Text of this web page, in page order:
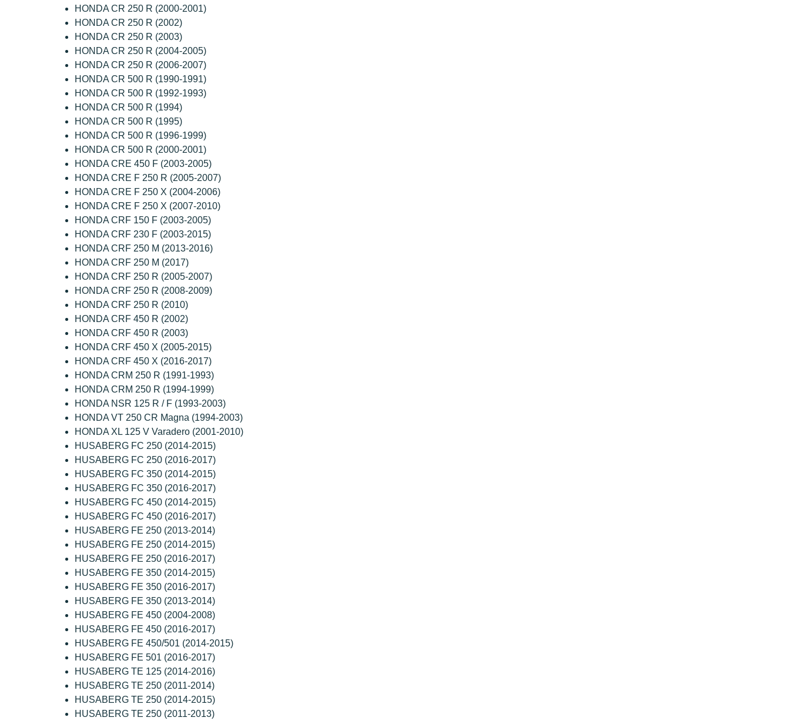
HONDA CR 250 R (2000-2001)
HONDA CR 250 R (2002)
HONDA CR 250 R (2003)
HONDA CR 250 R (2004-2005)
HONDA CR 250 R (2006-2007)
HONDA CR 500 R (1990-1991)
HONDA CR 500 R (1992-1993)
HONDA CR 500 R (1994)
HONDA CR 500 R (1995)
HONDA CR 500 R (1996-1999)
HONDA CR 500 R (2000-2001)
HONDA CRE 450 F (2003-2005)
HONDA CRE F 250 R (2005-2007)
HONDA CRE F 250 X (2004-2006)
HONDA CRE F 250 X (2007-2010)
HONDA CRF 150 F (2003-2005)
HONDA CRF 230 F (2003-2015)
HONDA CRF 250 M (2013-2016)
HONDA CRF 250 M (2017)
HONDA CRF 250 R (2005-2007)
HONDA CRF 250 R (2008-2009)
HONDA CRF 250 R (2010)
HONDA CRF 450 R (2002)
HONDA CRF 450 R (2003)
HONDA CRF 450 X (2005-2015)
HONDA CRF 450 X (2016-2017)
HONDA CRM 250 R (1991-1993)
HONDA CRM 250 R (1994-1999)
HONDA NSR 125 R / F (1993-2003)
HONDA VT 250 CR Magna (1994-2003)
HONDA XL 125 V Varadero (2001-2010)
HUSABERG FC 250 (2014-2015)
HUSABERG FC 250 (2016-2017)
HUSABERG FC 350 (2014-2015)
HUSABERG FC 350 (2016-2017)
HUSABERG FC 450 (2014-2015)
HUSABERG FC 450 (2016-2017)
HUSABERG FE 250 (2013-2014)
HUSABERG FE 250 (2014-2015)
HUSABERG FE 250 (2016-2017)
HUSABERG FE 350 (2014-2015)
HUSABERG FE 350 (2016-2017)
HUSABERG FE 350 (2013-2014)
HUSABERG FE 450 (2004-2008)
HUSABERG FE 450 (2016-2017)
HUSABERG FE 450/501 (2014-2015)
HUSABERG FE 501 (2016-2017)
HUSABERG TE 125 (2014-2016)
HUSABERG TE 250 (2011-2014)
HUSABERG TE 250 (2014-2015)
HUSABERG TE 250 (2011-2013)